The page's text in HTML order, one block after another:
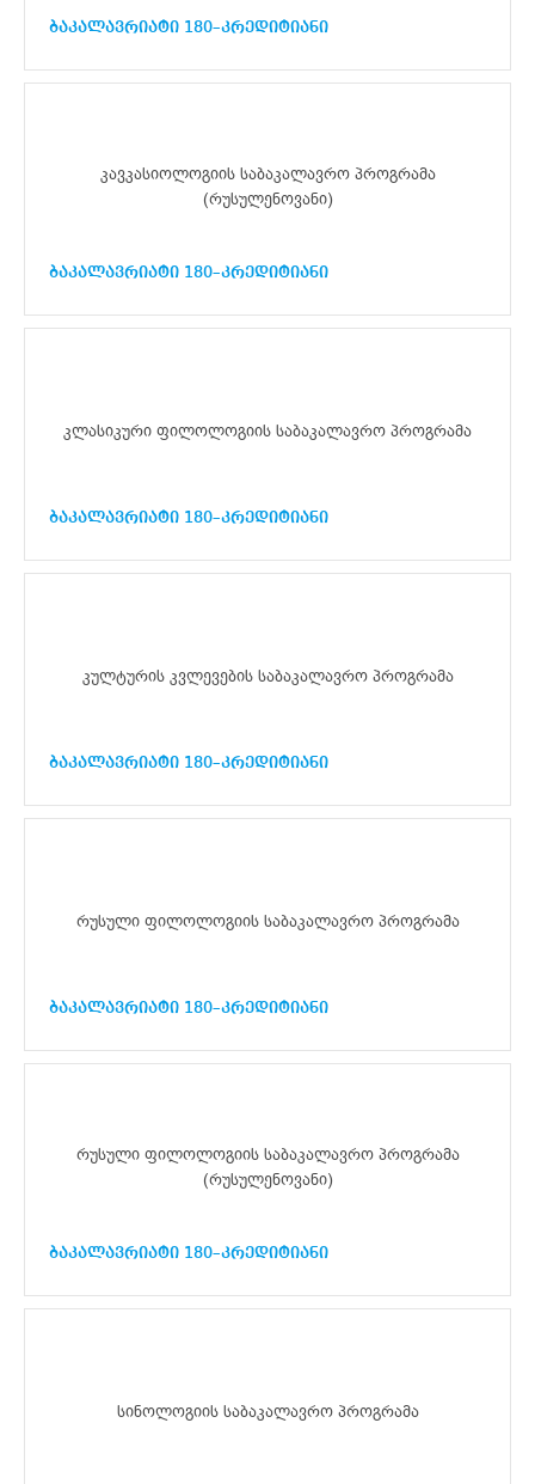
ბაკალავრიატი 180–კრედიტიანი
კავკასიოლოგიის საბაკალავრო პროგრამა
(რუსულენოვანი)
ბაკალავრიატი 180–კრედიტიანი
კლასიკური ფილოლოგიის საბაკალავრო პროგრამა
ბაკალავრიატი 180–კრედიტიანი
კულტურის კვლევების საბაკალავრო პროგრამა
ბაკალავრიატი 180–კრედიტიანი
რუსული ფილოლოგიის საბაკალავრო პროგრამა
ბაკალავრიატი 180–კრედიტიანი
რუსული ფილოლოგიის საბაკალავრო პროგრამა
(რუსულენოვანი)
ბაკალავრიატი 180–კრედიტიანი
სინოლოგიის საბაკალავრო პროგრამა